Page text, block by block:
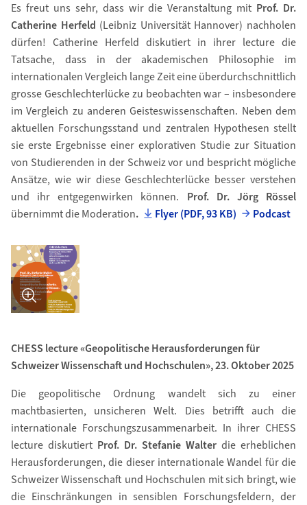
Es freut uns sehr, dass wir die Veranstaltung mit Prof. Dr.
Catherine Herfeld (Leibniz Universität Hannover) nachholen
dürfen! Catherine Herfeld diskutiert in ihrer lecture die
Tatsache, dass in der akademischen Philosophie im
internationalen Vergleich lange Zeit eine überdurchschnittlich
grosse Geschlechterlücke zu beobachten war – insbesondere
im Vergleich zu anderen Geisteswissenschaften. Neben dem
aktuellen Forschungsstand und zentralen Hypothesen stellt
sie erste Ergebnisse einer explorativen Studie zur Situation
von Studierenden in der Schweiz vor und bespricht mögliche
Ansätze, wie wir diese Geschlechterlücke besser verstehen
und ihr entgegenwirken können. Prof. Dr. Jörg Rössel
übernimmt die Moderation. Flyer (PDF, 93 KB) Podcast
Bild in Detailansicht �ffnen
CHESS lecture «Geopolitische Herausforderungen für
Schweizer Wissenschaft und Hochschulen», 23. Oktober 2025
Die geopolitische Ordnung wandelt sich zu einer
machtbasierten, unsicheren Welt. Dies betrifft auch die
internationale Forschungszusammenarbeit. In ihrer CHESS
lecture diskutiert Prof. Dr. Stefanie Walter die erheblichen
Herausforderungen, die dieser internationale Wandel für die
Schweizer Wissenschaft und Hochschulen mit sich bringt, wie
die Einschränkungen in sensiblen Forschungsfeldern, der